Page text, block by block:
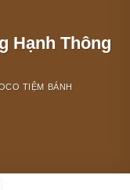
Hạnh Thông
TIỆM BÁNH